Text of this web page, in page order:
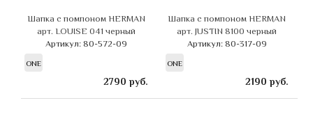
Шапка с помпоном HERMAN
арт. LOUISE 041 черный
Артикул: 80-572-09
ONE
2790 руб.
Шапка с помпоном HERMAN
арт. JUSTIN 8100 черный
Артикул: 80-317-09
ONE
2190 руб.